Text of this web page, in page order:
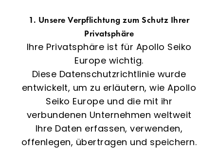
1. Unsere Verpflichtung zum Schutz Ihrer
Privatsphäre
Ihre Privatsphäre ist für Apollo Seiko
Europe wichtig.
Diese Datenschutzrichtlinie wurde
entwickelt, um zu erläutern, wie Apollo
Seiko Europe und die mit ihr
verbundenen Unternehmen weltweit
Ihre Daten erfassen, verwenden,
offenlegen, übertragen und speichern.